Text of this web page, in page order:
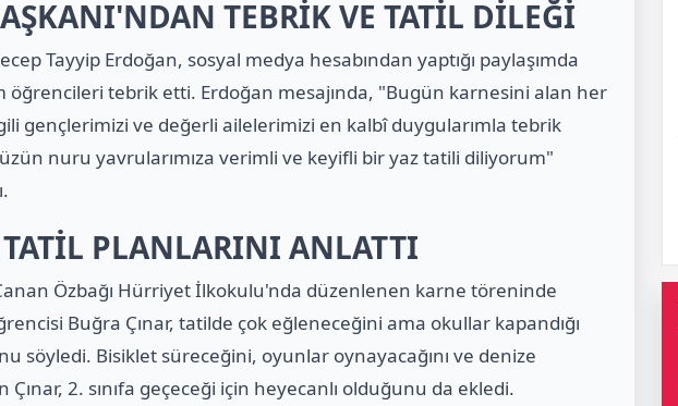
TEBRİK VE TATİL DİLEĞİ
Tayyip Erdoğan, sosyal medya hesabından yaptığı paylaşımda
öğrencileri tebrik etti. Erdoğan mesajında, "Bugün karnesini alan her
gençlerimizi ve değerli ailelerimizi en kalbî duygularımla tebrik
nuru yavrularımıza verimli ve keyifli bir yaz tatili diliyorum"
PLANLARINI ANLATTI
Özbağı Hürriyet İlkokulu'nda düzenlenen karne töreninde
Buğra Çınar, tatilde çok eğleneceğini ama okullar kapandığı
söyledi. Bisiklet süreceğini, oyunlar oynayacağını ve denize
2. sınıfa geçeceği için heyecanlı olduğunu da ekledi.